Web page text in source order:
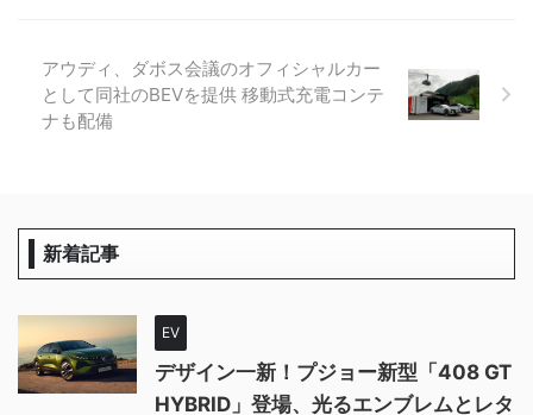
アウディ、ダボス会議のオフィシャルカー
として同社のBEVを提供 移動式充電コンテ
ナも配備
新着記事
EV
デザイン一新！プジョー新型「408 GT
HYBRID」登場、光るエンブレムとレタ